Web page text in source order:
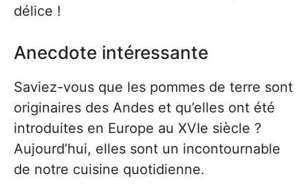
délice !
Anecdote intéressante
Saviez-vous que les pommes de terre sont
originaires des Andes et qu’elles ont été
introduites en Europe au XVIe siècle ?
Aujourd’hui, elles sont un incontournable
de notre cuisine quotidienne.